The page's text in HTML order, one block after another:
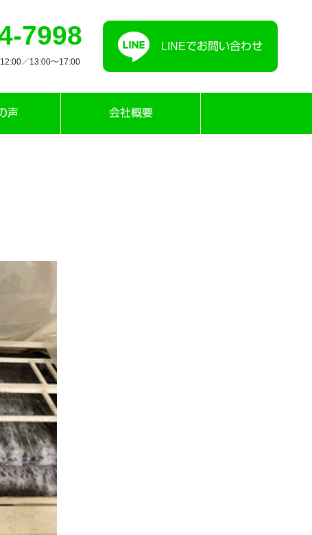
7998
／13:00〜17:00
LINEでお問い合わせ
声 会社概要